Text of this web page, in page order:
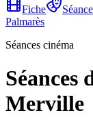
Fiche
Palmarès
Séances cinéma
Séances
Merville